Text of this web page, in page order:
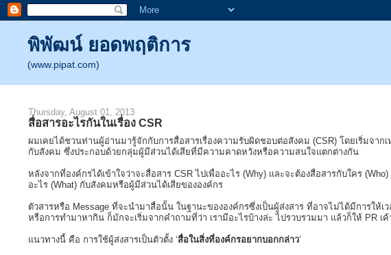
พิพัฒน์ ยอดพฤติการ
(www.pipat.com)
Thursday, August 01, 2013
สื่อสารอะไรกันในเรื่อง CSR
ผมเคยได้ชวนท่านผู้อ่านมารู้จักกับการสื่อสารเรื่องความรับผิดชอบต่อสังคม (CSR) โดยเริ่มจาก
กับสังคม ซึ่งประกอบด้วยกลุ่มผู้มีส่วนได้เสียที่มีความคาดหวังหรือความสนใจแตกต่างกัน
หลังจากที่องค์กรได้เข้าใจว่าจะสื่อสาร CSR ไปเพื่ออะไร (Why) และจะต้องสื่อสารกับใคร
อะไร (What) กับสังคมหรือผู้มีส่วนได้เสียขององค์กร
ตัวสารหรือ Message ที่จะนำมาสื่อนั้น ในฐานะขององค์กรซึ่งเป็นผู้ส่งสาร ที่อาจไม่ได้มีการให้เว
หรือการทำมาหากิน ก็มักจะเริ่มจากคำถามที่ว่า เรามีอะไรบ้างล่ะ ไปรวบรวมมา แล้วก็ให้ PR เค้
แนวทางนี้ คือ การใช้ผู้ส่งสารเป็นตัวตั้ง ‘สื่อในสิ่งที่องค์กรอยากบอกกล่าว’